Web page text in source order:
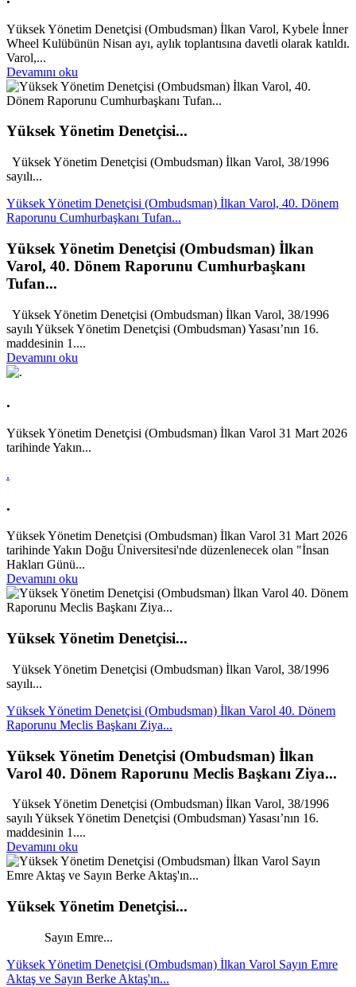
Yüksek Yönetim Denetçisi (Ombudsman) İlkan Varol, Kybele İnner
Wheel Kulübünün Nisan ayı, aylık toplantısına davetli olarak katıldı.
Varol,...
Devamını oku
Yüksek Yönetim Denetçisi...
Yüksek Yönetim Denetçisi (Ombudsman) İlkan Varol, 38/1996
sayılı...
Yüksek Yönetim Denetçisi (Ombudsman) İlkan Varol, 40. Dönem
Raporunu Cumhurbaşkanı Tufan...
Yüksek Yönetim Denetçisi (Ombudsman) İlkan
Varol, 40. Dönem Raporunu Cumhurbaşkanı
Tufan...
Yüksek Yönetim Denetçisi (Ombudsman) İlkan Varol, 38/1996
sayılı Yüksek Yönetim Denetçisi (Ombudsman) Yasası’nın 16.
maddesinin 1....
Devamını oku
.
Yüksek Yönetim Denetçisi (Ombudsman) İlkan Varol 31 Mart 2026
tarihinde Yakın...
.
.
Yüksek Yönetim Denetçisi (Ombudsman) İlkan Varol 31 Mart 2026
tarihinde Yakın Doğu Üniversitesi'nde düzenlenecek olan "İnsan
Hakları Günü...
Devamını oku
Yüksek Yönetim Denetçisi...
Yüksek Yönetim Denetçisi (Ombudsman) İlkan Varol, 38/1996
sayılı...
Yüksek Yönetim Denetçisi (Ombudsman) İlkan Varol 40. Dönem
Raporunu Meclis Başkanı Ziya...
Yüksek Yönetim Denetçisi (Ombudsman) İlkan
Varol 40. Dönem Raporunu Meclis Başkanı Ziya...
Yüksek Yönetim Denetçisi (Ombudsman) İlkan Varol, 38/1996
sayılı Yüksek Yönetim Denetçisi (Ombudsman) Yasası’nın 16.
maddesinin 1....
Devamını oku
Yüksek Yönetim Denetçisi...
Sayın Emre...
Yüksek Yönetim Denetçisi (Ombudsman) İlkan Varol Sayın Emre
Aktaş ve Sayın Berke Aktaş'ın...